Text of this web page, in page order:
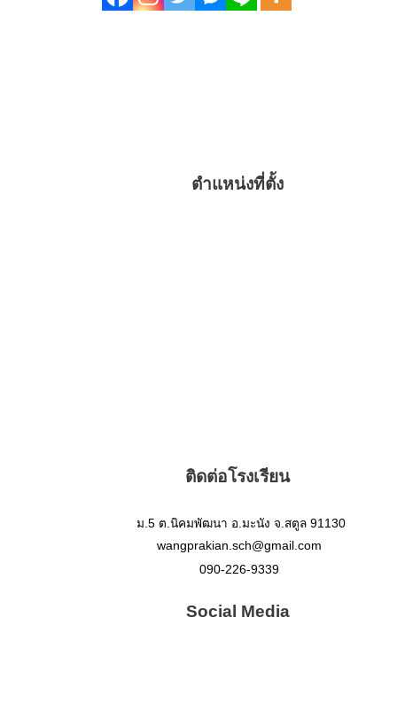
ตำแหน่งที่ตั้ง
ติดต่อโรงเรียน
ม.5 ต.นิคมพัฒนา อ.มะนัง จ.สตูล 91130
wangprakian.sch@gmail.com
090-226-9339
Social Media